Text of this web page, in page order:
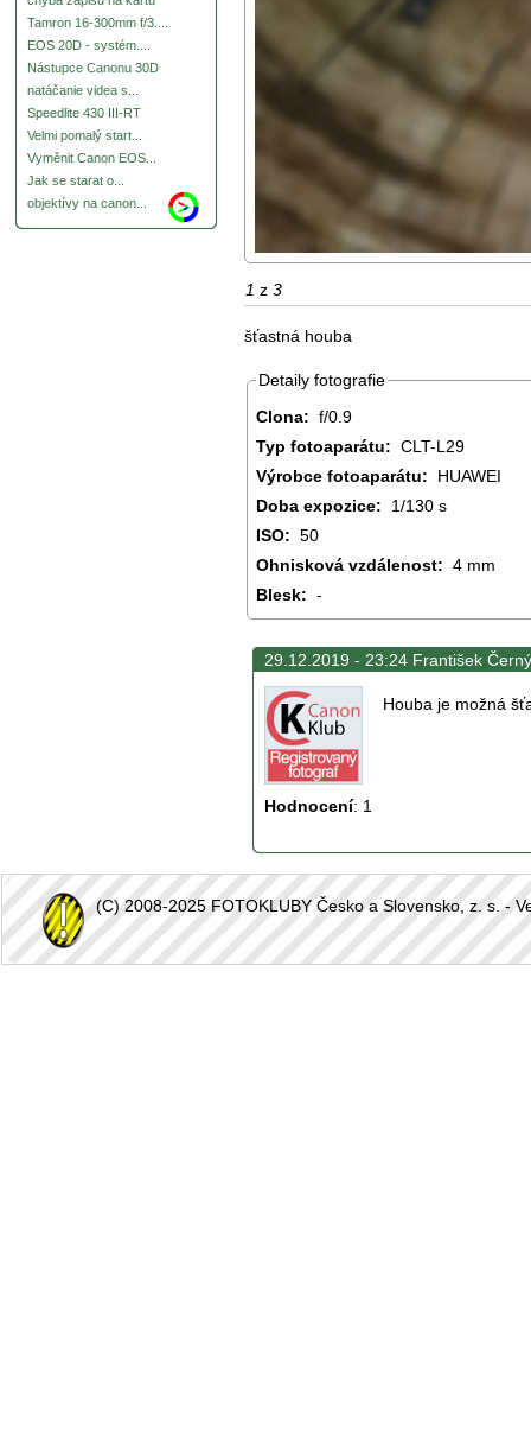
Tamron 16-300mm f/3....
EOS 20D - systém....
Nástupce Canonu 30D
natáčanie videa s...
Speedlite 430 III-RT
Velmi pomalý start...
Vyměnit Canon EOS...
Jak se starat o...
objektívy na canon...
1 z 3
šťastná houba
Detaily fotografie
Clona: f/0.9
Typ fotoaparátu: CLT-L29
Výrobce fotoaparátu:
HUAWEI
Doba expozice:
1/130 s
ISO: 50
Ohnisková vzdálenost: 4 mm
Blesk: -
29.12.2019 - 23:24 František
Hodnocení: 1
Houba je možná
(C) 2008-2025 FOTOKLUBY Česko a Slovensko, z. s. -